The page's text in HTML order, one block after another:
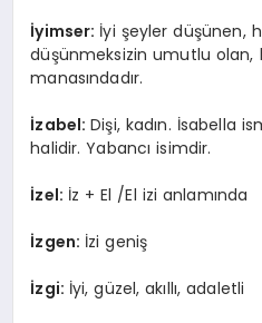
İyimser: İyi şeyler düşünen,
düşünmeksizin umutlu olan,
manasındadır.
İzabel:Dişi, kadın. İsabella
halidir. Yabancı isimdir.
İzel: İz + El /El izi anlamında
İzgen: İzi geniş
İzgi: İyi, güzel, akıllı, adaletli